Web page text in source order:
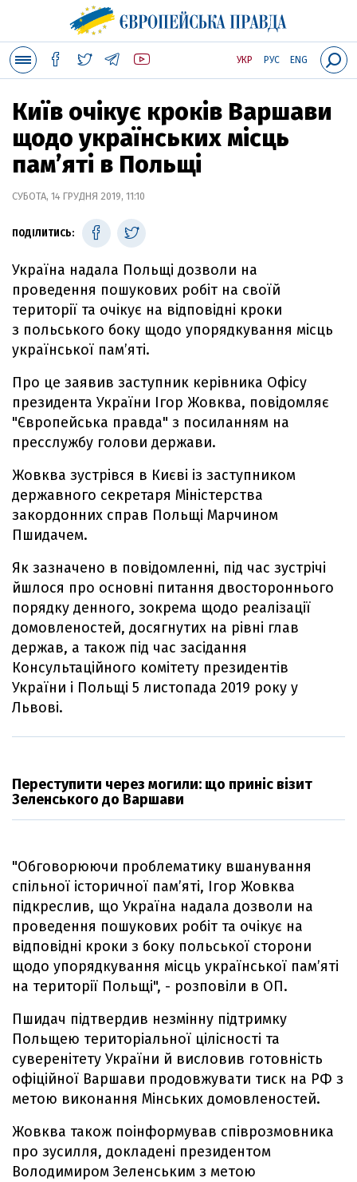
УКР РУС ENG
Київ очікує кроків Варшави
щодо українських місць
пам’яті в Польщі
СУБОТА, 14 ГРУДНЯ 2019, 11:10
ПОДІЛИТИСЬ:
Україна надала Польщі дозволи на
проведення пошукових робіт на своїй
території та очікує на відповідні кроки
з польського боку щодо упорядкування місць
української пам’яті.
Про це заявив заступник керівника Офісу
президента України Ігор Жовква, повідомляє
"Європейська правда" з посиланням на
пресслужбу голови держави.
Жовква зустрівся в Києві із заступником
державного секретаря Міністерства
закордонних справ Польщі Марчином
Пшидачем.
Як зазначено в повідомленні, під час зустрічі
йшлося про основні питання двостороннього
порядку денного, зокрема щодо реалізації
домовленостей, досягнутих на рівні глав
держав, а також під час засідання
Консультаційного комітету президентів
України і Польщі 5 листопада 2019 року у
Львові.
Переступити через могили: що приніс візит
Зеленського до Варшави
"Обговорюючи проблематику вшанування
спільної історичної пам’яті, Ігор Жовква
підкреслив, що Україна надала дозволи на
проведення пошукових робіт та очікує на
відповідні кроки з боку польської сторони
щодо упорядкування місць української пам’яті
на території Польщі", - розповіли в ОП.
Пшидач підтвердив незмінну підтримку
Польщею територіальної цілісності та
суверенітету України й висловив готовність
офіційної Варшави продовжувати тиск на РФ з
метою виконання Мінських домовленостей.
Жовква також поінформував співрозмовника
про зусилля, докладені президентом
Володимиром Зеленським з метою